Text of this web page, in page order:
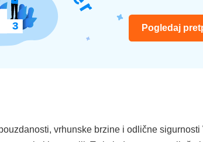
Pogledaj
vrhunske brzine i odlične